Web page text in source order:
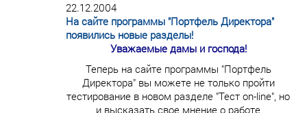
22.12.2004
На сайте программы "Портфель Директора"
появились новые разделы!
Уважаемые дамы и господа!
Теперь на сайте программы "Портфель
Директора" вы можете не только пройти
тестирование в новом разделе "Тест on-line", но
и высказать свое мнение о работе